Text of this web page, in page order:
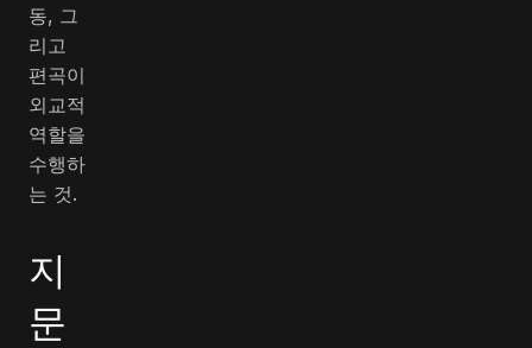
동, 그
리고
편곡이
외교적
역할을
수행하
는 것.
지
문